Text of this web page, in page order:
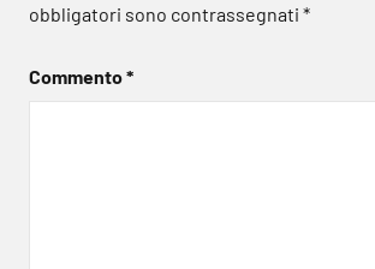
obbligatori sono contrassegnati *
Commento*